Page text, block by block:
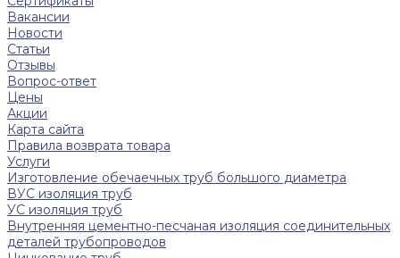
Вакансии
Новости
Статьи
Отзывы
Вопрос-ответ
Цены
Акции
Карта сайта
Правила возврата товара
Услуги
Изготовление обечаечных труб большого диаметра
ВУС изоляция труб
УС изоляция труб
Внутренняя цементно-песчаная изоляция соединительных
деталей трубопроводов